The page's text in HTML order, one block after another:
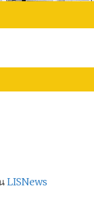
LISNews